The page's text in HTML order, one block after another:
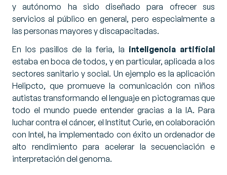
y autónomo ha sido diseñado para ofrecer sus
servicios al público en general, pero especialmente a
las personas mayores y discapacitadas.
En los pasillos de la feria, la inteligencia artificial
estaba en boca de todos, y en particular, aplicada a los
sectores sanitario y social. Un ejemplo es la aplicación
Helipcto, que promueve la comunicación con niños
autistas transformando el lenguaje en pictogramas que
todo el mundo puede entender gracias a la IA. Para
luchar contra el cáncer, el Institut Curie, en colaboración
con Intel, ha implementado con éxito un ordenador de
alto rendimiento para acelerar la secuenciación e
interpretación del genoma.